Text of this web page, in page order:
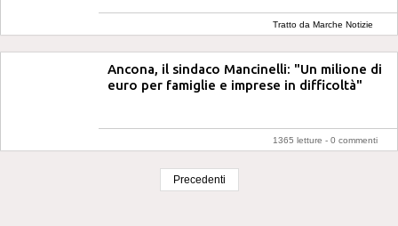
Tratto da Marche Notizie
Ancona, il sindaco Mancinelli: "Un milione di
euro per famiglie e imprese in difficoltà"
1365 letture - 0 commenti
Precedenti